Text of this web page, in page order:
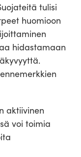
tulisi
huomioon
hidastamaan
aktiivinen
voi toimia